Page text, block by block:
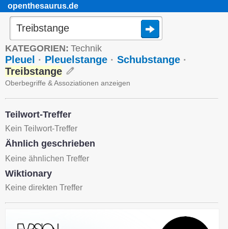
openthesaurus.de
KATEGORIEN: Technik
Pleuel · Pleuelstange · Schubstange ·
Treibstange
Oberbegriffe & Assoziationen anzeigen
Teilwort-Treffer
Kein Teilwort-Treffer
Ähnlich geschrieben
Keine ähnlichen Treffer
Wiktionary
Keine direkten Treffer